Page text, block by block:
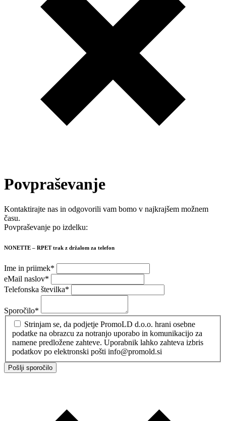
Povpraševanje
Kontaktirajte nas in odgovorili vam bomo v najkrajšem možnem
času.
Povpraševanje po izdelku:
NONETTE – RPET trak z držalom za telefon
Ime in priimek*
eMail naslov*
Telefonska številka*
Sporočilo*
Strinjam se, da podjetje PromoLD d.o.o. hrani osebne
podatke na obrazcu za notranjo uporabo in komunikacijo za
namene predložene zahteve. Uporabnik lahko zahteva izbris
podatkov po elektronski pošti info@promold.si
Pošlji sporočilo